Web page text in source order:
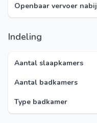
Openbaar vervoer nabij
Indeling
Aantal slaapkamers
Aantal badkamers
Type badkamer